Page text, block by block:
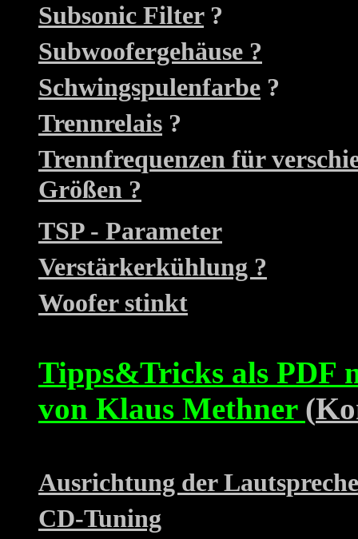
Subsonic Filter?
Subwoofergehäuse ?
Schwingspulenfarbe ?
Trennrelais ?
Trennfrequenzen für
Größen ?
TSP - Parameter
Verstärkerkühlung ?
Woofer stinkt
Tipps&Tricks als PDF
von Klaus Methner (
Ausrichtung der
CD-Tuning